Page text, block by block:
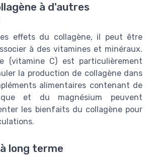
à d'autres
effets du collagène, il peut être
à des vitamines et minéraux.
(vitamine C) est particulièrement
la production de collagène dans
alimentaires contenant de
et du magnésium peuvent
les bienfaits du collagène pour
long terme